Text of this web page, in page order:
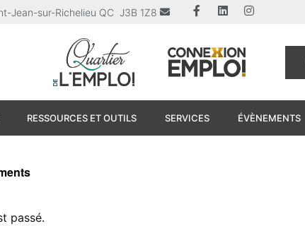
Jean-sur-Richelieu QC J3B 1Z8
RESSOURCES ET OUTILS SERVICES ÉVÈNEMENTS
passé.